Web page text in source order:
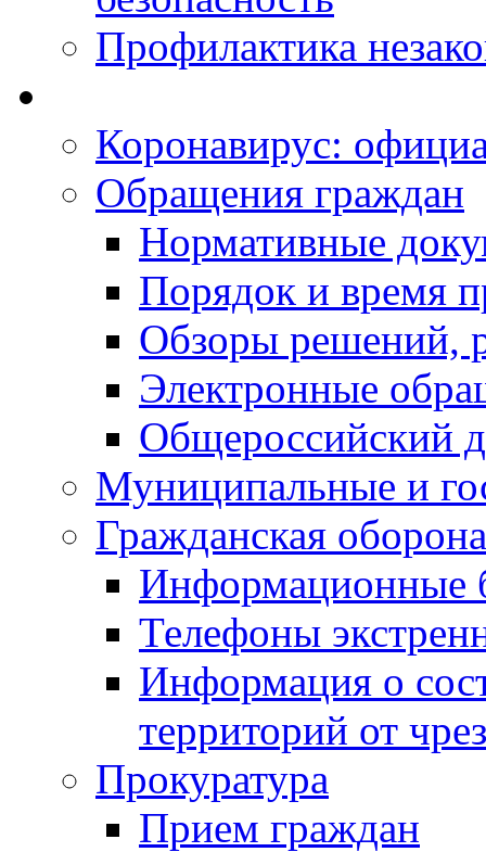
Профилактика
Коронавирус:
Обращения граждан
Нормативные
Порядок и время
Обзоры решений,
Электронные
Общероссийский
Муниципальные и
Гражданская
Информационные
Телефоны
Информация о
территорий от
Прокуратура
Прием граждан